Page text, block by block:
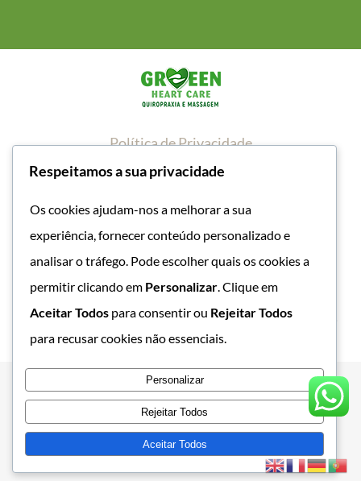
Política de Privacidade
Política de Cookies
+351 918 842 184
Green Heart Care - Quiropraxia e Massagem• All
Rights Reserved • Powered by
Respeitamos a sua privacidade
Os cookies ajudam-nos a melhorar a sua
experiência, fornecer conteúdo personalizado e
analisar o tráfego. Pode escolher quais os cookies a
permitir clicando em Personalizar . Clique em
Aceitar Todos para consentir ou Rejeitar Todos
para recusar cookies não essenciais.
Personalizar
Rejeitar Todos
Aceitar Todos